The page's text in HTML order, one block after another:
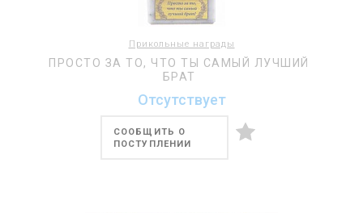
Прикольные награды
ПРОСТО ЗА ТО, ЧТО ТЫ САМЫЙ ЛУЧШИЙ
БРАТ
Отсутствует
СООБЩИТЬ О
ПОСТУПЛЕНИИ